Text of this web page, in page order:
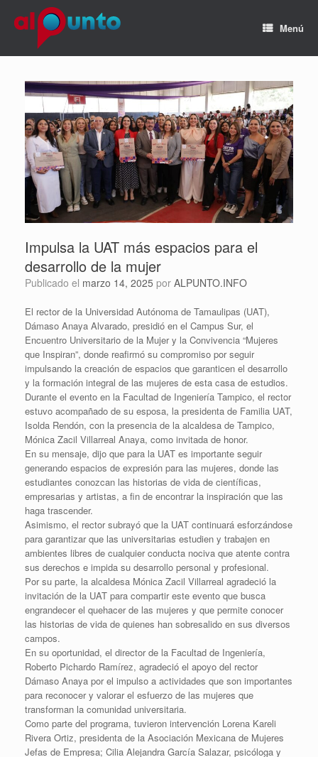
Menú
Impulsa la UAT más espacios para el
desarrollo de la mujer
Publicado el marzo 14, 2025 por ALPUNTO.INFO
El rector de la Universidad Autónoma de Tamaulipas (UAT),
Dámaso Anaya Alvarado, presidió en el Campus Sur, el
Encuentro Universitario de la Mujer y la Convivencia “Mujeres
que Inspiran”, donde reafirmó su compromiso por seguir
impulsando la creación de espacios que garanticen el desarrollo
y la formación integral de las mujeres de esta casa de estudios.
Durante el evento en la Facultad de Ingeniería Tampico, el rector
estuvo acompañado de su esposa, la presidenta de Familia UAT,
Isolda Rendón, con la presencia de la alcaldesa de Tampico,
Mónica Zacil Villarreal Anaya, como invitada de honor.
En su mensaje, dijo que para la UAT es importante seguir
generando espacios de expresión para las mujeres, donde las
estudiantes conozcan las historias de vida de científicas,
empresarias y artistas, a fin de encontrar la inspiración que las
haga trascender.
Asimismo, el rector subrayó que la UAT continuará esforzándose
para garantizar que las universitarias estudien y trabajen en
ambientes libres de cualquier conducta nociva que atente contra
sus derechos e impida su desarrollo personal y profesional.
Por su parte, la alcaldesa Mónica Zacil Villarreal agradeció la
invitación de la UAT para compartir este evento que busca
engrandecer el quehacer de las mujeres y que permite conocer
las historias de vida de quienes han sobresalido en sus diversos
campos.
En su oportunidad, el director de la Facultad de Ingeniería,
Roberto Pichardo Ramírez, agradeció el apoyo del rector
Dámaso Anaya por el impulso a actividades que son importantes
para reconocer y valorar el esfuerzo de las mujeres que
transforman la comunidad universitaria.
Como parte del programa, tuvieron intervención Lorena Kareli
Rivera Ortiz, presidenta de la Asociación Mexicana de Mujeres
Jefas de Empresa; Cilia Alejandra García Salazar, psicóloga y